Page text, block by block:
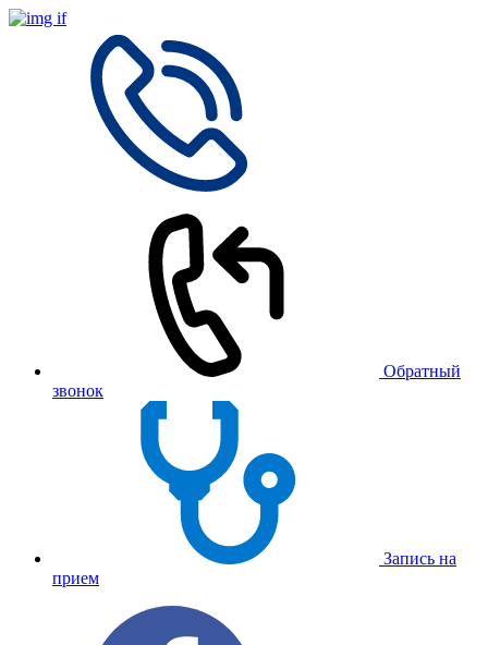
Обратный
звонок
Запись на
прием